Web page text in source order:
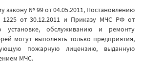
закону № 99 от 04.05.2011, Постановлению
от 30.12.2011 и Приказу МЧС РФ от
установке, обслуживанию и ремонту
могут выполнять только предприятия,
пожарную лицензию, выданную
МЧС.